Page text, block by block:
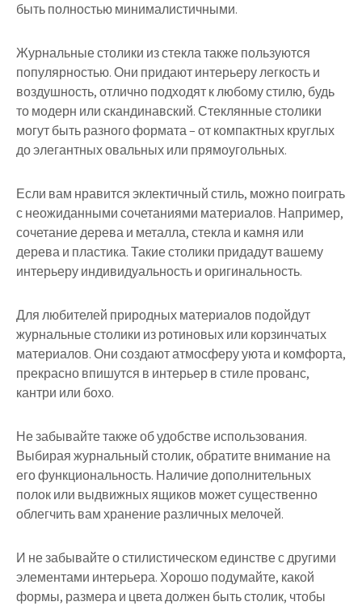
быть полностью минималистичными.
Журнальные столики из стекла также пользуются
популярностью. Они придают интерьеру легкость и
воздушность, отлично подходят к любому стилю, будь
то модерн или скандинавский. Стеклянные столики
могут быть разного формата – от компактных круглых
до элегантных овальных или прямоугольных.
Если вам нравится эклектичный стиль, можно поиграть
с неожиданными сочетаниями материалов. Например,
сочетание дерева и металла, стекла и камня или
дерева и пластика. Такие столики придадут вашему
интерьеру индивидуальность и оригинальность.
Для любителей природных материалов подойдут
журнальные столики из ротиновых или корзинчатых
материалов. Они создают атмосферу уюта и комфорта,
прекрасно впишутся в интерьер в стиле прованс,
кантри или бохо.
Не забывайте также об удобстве использования.
Выбирая журнальный столик, обратите внимание на
его функциональность. Наличие дополнительных
полок или выдвижных ящиков может существенно
облегчить вам хранение различных мелочей.
И не забывайте о стилистическом единстве с другими
элементами интерьера. Хорошо подумайте, какой
формы, размера и цвета должен быть столик, чтобы